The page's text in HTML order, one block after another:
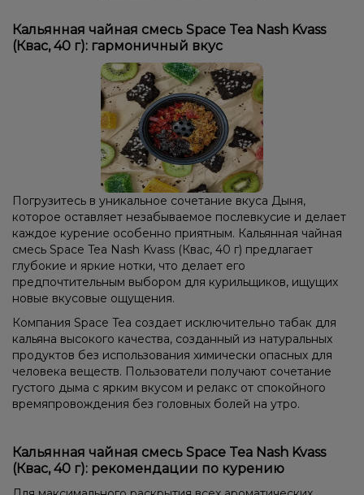
Кальянная чайная смесь Space Tea Nash Kvass
(Квас, 40 г): гармоничный вкус
Погрузитесь в уникальное сочетание вкуса Дыня,
которое оставляет незабываемое послевкусие и делает
каждое курение особенно приятным. Кальянная чайная
смесь Space Tea Nash Kvass (Квас, 40 г) предлагает
глубокие и яркие нотки, что делает его
предпочтительным выбором для курильщиков, ищущих
новые вкусовые ощущения.
Компания Space Tea создает исключительно табак для
кальяна высокого качества, созданный из натуральных
продуктов без использования химически опасных для
человека веществ. Пользователи получают сочетание
густого дыма с ярким вкусом и релакс от спокойного
времяпровождения без головных болей на утро.
Кальянная чайная смесь Space Tea Nash Kvass
(Квас, 40 г): рекомендации по курению